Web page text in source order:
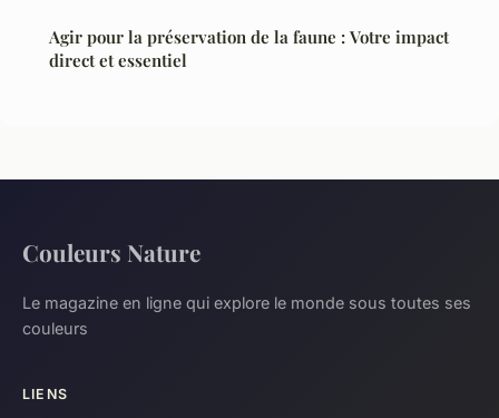
Agir pour la préservation de la faune : Votre impact
direct et essentiel
Couleurs Nature
Le magazine en ligne qui explore le monde sous toutes ses
couleurs
LIENS